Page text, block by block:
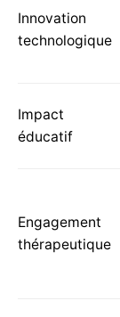
Innovation
technologique
Impact
éducatif
Engagement
thérapeutique